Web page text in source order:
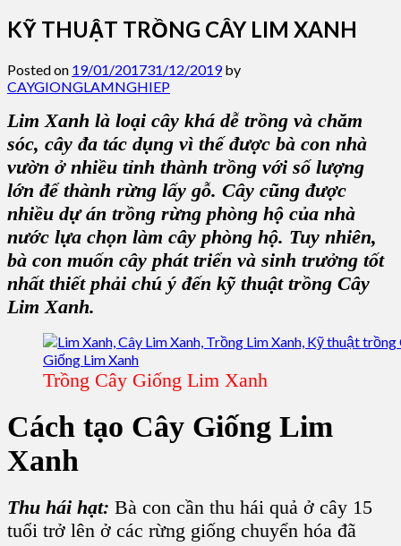
KỸ THUẬT TRỒNG CÂY LIM XANH
Posted on 19/01/201731/12/2019by
CAYGIONGLAMNGHIEP
Lim Xanh là loại cây khá dễ trồng và chăm
sóc, cây đa tác dụng vì thế được bà con nhà
vườn ở nhiều tỉnh thành trồng với số lượng
lớn để thành rừng lấy gỗ. Cây cũng được
nhiều dự án trồng rừng phòng hộ của nhà
nước lựa chọn làm cây phòng hộ. Tuy nhiên,
bà con muốn cây phát triển và sinh trưởng tốt
nhất thiết phải chú ý đến kỹ thuật trồng Cây
Lim Xanh.
Trồng Cây Giống Lim Xanh
Cách tạo Cây Giống Lim
Xanh
Thu hái hạt: Bà con cần thu hái quả ở cây 15
tuổi trở lên ở các rừng giống chuyển hóa đã